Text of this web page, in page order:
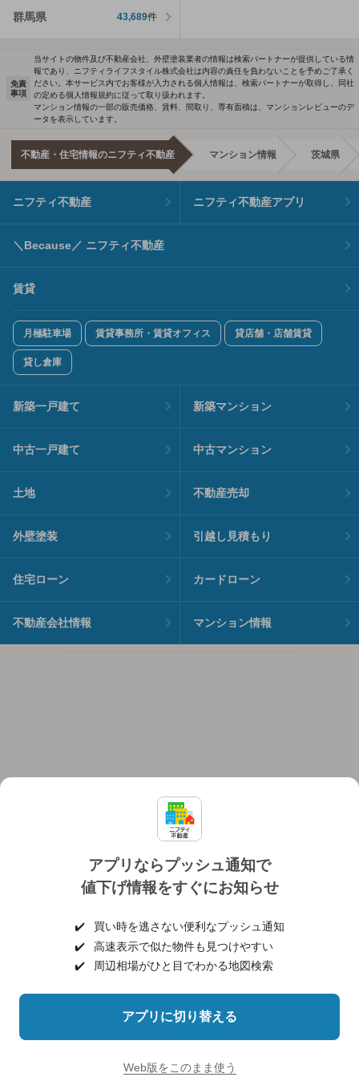
群馬県 43,689件
アプリならプッシュ通知で
値下げ情報をすぐにお知らせ
✔️
買い時を逃さない便利なプッシュ通知
✔️
高速表示で似た物件も見つけやすい
✔️
周辺相場がひと目でわかる地図検索
アプリに切り替える
Web版をこのまま使う
免責
事項
当サイトの物件及び不動産会社、外壁塗装業者の情報は検索パートナーが提供している情
報であり、ニフティライフスタイル株式会社は内容の責任を負わないことを予めご了承く
ださい。本サービス内でお客様が入力される個人情報は、検索パートナーが取得し、同社
の定める個人情報規約に従って取り扱われます。
マンション情報の一部の販売価格、賃料、間取り、専有面積は、マンションレビューのデ
ータを表示しています。
不動産・住宅情報のニフティ不動産 マンション情報 茨城県
ニフティ不動産 ニフティ不動産アプリ
＼Because／ ニフティ不動産
賃貸
月極駐車場 賃貸事務所・賃貸オフィス 貸店舗・店舗賃貸
貸し倉庫
新築一戸建て 新築マンション
中古一戸建て 中古マンション
土地 不動産売却
外壁塗装 引越し見積もり
住宅ローン カードローン
不動産会社情報 マンション情報
個人情報保護ポリシー 利用規約
ヘルプ・お問い合わせ 採用情報
©NIFTY Lifestyle Co., Ltd.